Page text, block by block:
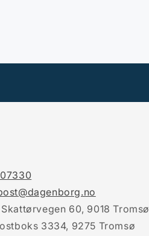
60, 9018 Tromsø
3334, 9275 Tromsø